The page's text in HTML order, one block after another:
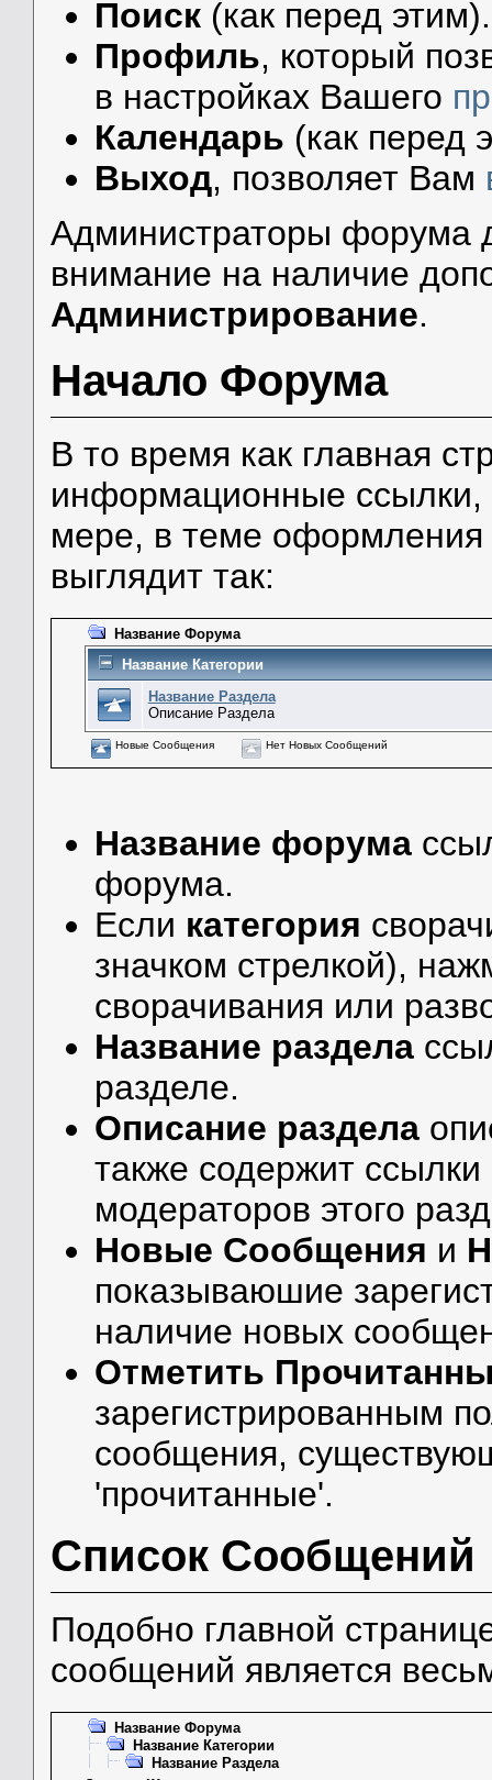
Поиск(как перед этим).
Профиль, который
в настройках Вашего
Календарь (как перед
Выход, позволяет Вам
Администраторы форума
внимание на наличие
Администрирование.
Начало Форума
В то время как главная
информационные ссылки,
мере, в теме
выглядит так:
Название Форума
Название Категории
Название Раздела
Описание Раздела
Новые Сообщения Нет Новых Сообщений
Название форума
форума.
Если категория
значком стрелкой),
сворачивания или
Название раздела
разделе.
Описание раздела
также содержит
модераторов этого
Новые Сообщения и
показываюшие
наличие новых
Отметить
зарегистрированным
сообщения,
'прочитанные'.
Список Сообщений
Подобно главной
сообщений является
Название Форума
Название Категории
Название Раздела